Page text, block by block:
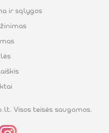
ir sąlygos
Visos teisės saugomos.